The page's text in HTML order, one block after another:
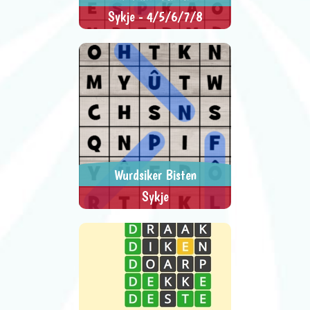
Sykje - 4/5/6/7/8
> SPEEL NU <
SPEL DELEN
Wurdsiker Bisten
Sykje
> SPEEL NU <
SPEL DELEN